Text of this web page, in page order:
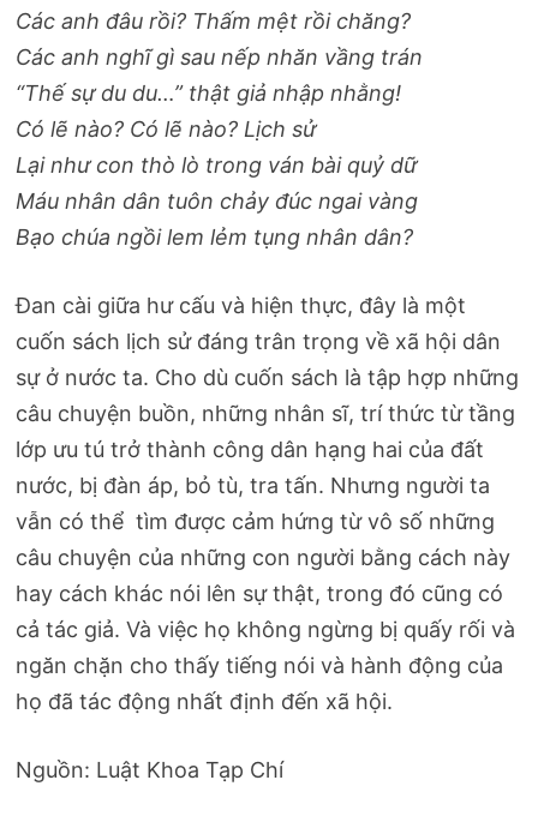
Các anh đâu rồi? Thấm mệt rồi chăng?
Các anh nghĩ gì sau nếp nhăn vầng trán
“Thế sự du du…” thật giả nhập nhằng!
Có lẽ nào? Có lẽ nào? Lịch sử
Lại như con thò lò trong ván bài quỷ dữ
Máu nhân dân tuôn chảy đúc ngai vàng
Bạo chúa ngồi lem lẻm tụng nhân dân?
Đan cài giữa hư cấu và hiện thực, đây là một
cuốn sách lịch sử đáng trân trọng về xã hội dân
sự ở nước ta. Cho dù cuốn sách là tập hợp những
câu chuyện buồn, những nhân sĩ, trí thức từ tầng
lớp ưu tú trở thành công dân hạng hai của đất
nước, bị đàn áp, bỏ tù, tra tấn. Nhưng người ta
vẫn có thể tìm được cảm hứng từ vô số những
câu chuyện của những con người bằng cách này
hay cách khác nói lên sự thật, trong đó cũng có
cả tác giả. Và việc họ không ngừng bị quấy rối và
ngăn chặn cho thấy tiếng nói và hành động của
họ đã tác động nhất định đến xã hội.
Nguồn: Luật Khoa Tạp Chí